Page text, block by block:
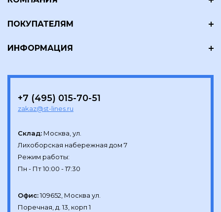
ПОКУПАТЕЛЯМ
ИНФОРМАЦИЯ
+7 (495) 015-70-51
zakaz@st-lines.ru
Склад: Москва, ул.
Лихоборская набережная дом 7
Режим работы:
Офис:109652, Москва ул.
Поречная, д. 13, корп 1